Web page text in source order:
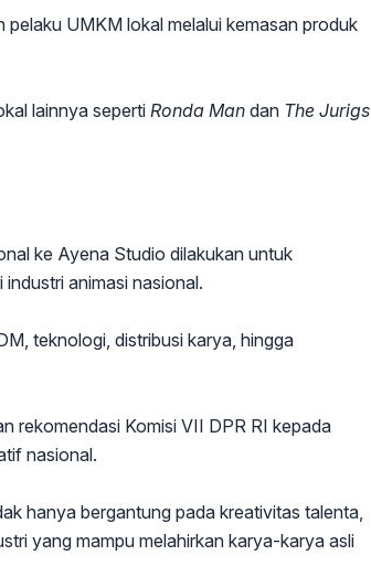
UMKM lokal melalui kemasan produk
lainnya sepertiRonda Man dan The Jurigs
ke Ayena Studio dilakukan untuk
animasi nasional.
teknologi, distribusi karya, hingga
rekomendasi Komisi VII DPR RI kepada
nasional.
hanya bergantung pada kreativitas talenta,
yang mampu melahirkan karya-karya asli